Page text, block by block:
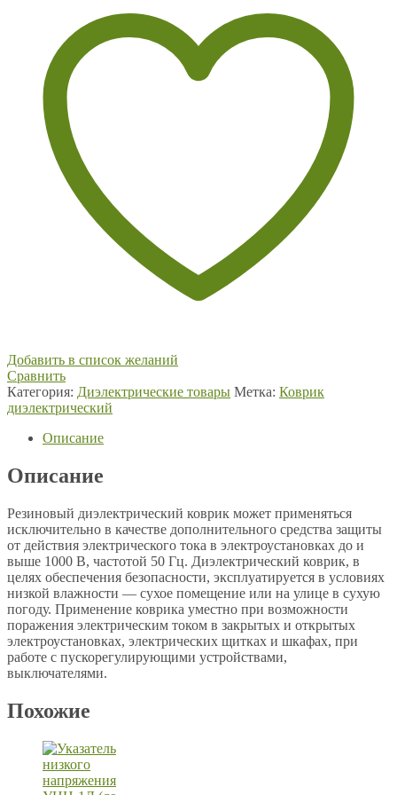
Добавить в список желаний
Сравнить
Категория: Диэлектрические товары Метка: Коврик
диэлектрический
Описание
Описание
Резиновый диэлектрический коврик может применяться
исключительно в качестве дополнительного средства защиты
от действия электрического тока в электроустановках до и
выше 1000 В, частотой 50 Гц. Диэлектрический коврик, в
целях обеспечения безопасности, эксплуатируется в условиях
низкой влажности — сухое помещение или на улице в сухую
погоду. Применение коврика уместно при возможности
поражения электрическим током в закрытых и открытых
электроустановках, электрических щитках и шкафах, при
работе с пускорегулирующими устройствами,
выключателями.
Похожие